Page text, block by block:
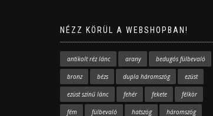
NÉZZ KÖRÜL A WEBSHOPBAN!
antikolt réz lánc arany bedugós fülbevaló
bronz bézs dupla háromszög ezüst
ezüst színű lánc fehér fekete félkör
fém fülbevaló hatszög háromszög